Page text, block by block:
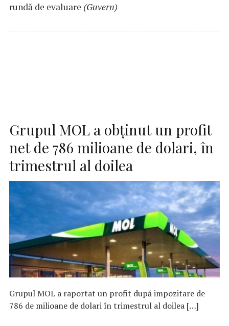
rundă de evaluare (Guvern)
Grupul MOL a obținut un profit
net de 786 milioane de dolari, în
trimestrul al doilea
Grupul MOL a raportat un profit după impozitare de
786 de milioane de dolari în trimestrul al doilea […]